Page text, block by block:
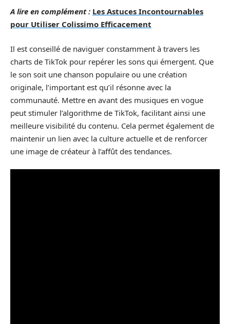
A lire en complément : Les Astuces Incontournables
pour Utiliser Colissimo Efficacement
Il est conseillé de naviguer constamment à travers les
charts de TikTok pour repérer les sons qui émergent. Que
le son soit une chanson populaire ou une création
originale, l’important est qu’il résonne avec la
communauté. Mettre en avant des musiques en vogue
peut stimuler l’algorithme de TikTok, facilitant ainsi une
meilleure visibilité du contenu. Cela permet également de
maintenir un lien avec la culture actuelle et de renforcer
une image de créateur à l’affût des tendances.